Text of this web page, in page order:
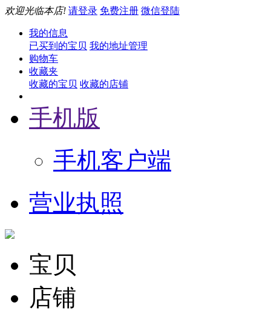
欢迎光临本店! 请登录 免费注册 微信登陆
我的信息
已买到的宝贝 我的地址管理
购物车
收藏夹
收藏的宝贝 收藏的店铺
手机版
手机客户端
营业执照
宝贝
店铺